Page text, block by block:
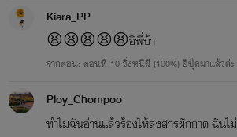
Kiara_PP
😫😫😫😫😫อิพี่บ้า
จากตอน: ตอนที่ 10 วิ่งหนีผี (100%) อีบุ๊คมาแล้วค่ะ
Ploy_Chompoo
ทำไมฉันอ่านแล้วร้องไห้สงสารผักกาด ฉันไม่